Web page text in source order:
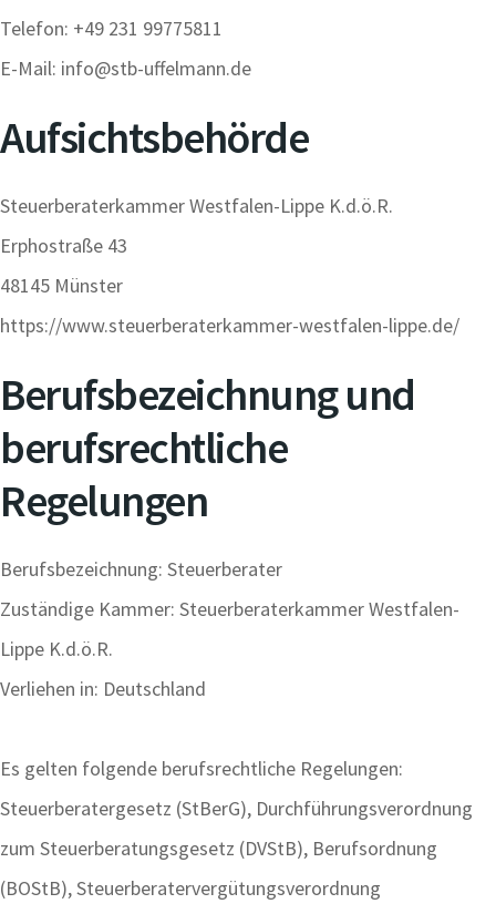
Telefon: +49 231 99775811
E-Mail: info@stb-uffelmann.de
Aufsichtsbehörde
Steuerberaterkammer Westfalen-Lippe K.d.ö.R.
Erphostraße 43
48145 Münster
https://www.steuerberaterkammer-westfalen-lippe.de/
Berufsbezeichnung und
berufsrechtliche
Regelungen
Berufsbezeichnung: Steuerberater
Zuständige Kammer: Steuerberaterkammer Westfalen-
Lippe K.d.ö.R.
Verliehen in: Deutschland
Es gelten folgende berufsrechtliche Regelungen:
Steuerberatergesetz (StBerG), Durchführungsverordnung
zum Steuerberatungsgesetz (DVStB), Berufsordnung
(BOStB), Steuerberatervergütungsverordnung